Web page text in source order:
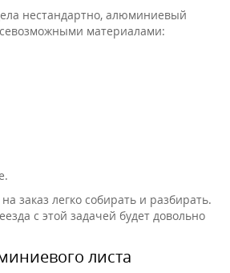
нестандартно, алюминиевый
материалами:
заказ легко собирать и разбирать.
с этой задачей будет довольно
листа